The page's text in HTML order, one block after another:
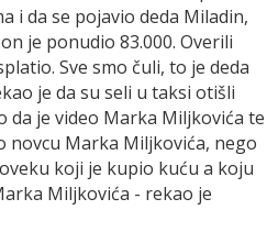
i da se pojavio deda Miladin,
je ponudio 83.000. Overili
Sve smo čuli, to je deda
je da su seli u taksi otišli
da je video Marka Miljkovića te
novcu Marka Miljkovića, nego
koji je kupio kuću a koju
Miljkovića - rekao je